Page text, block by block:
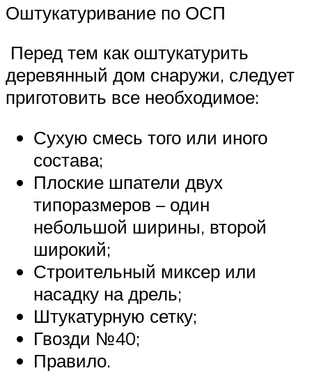
Оштукатуривание по ОСП
Перед тем как оштукатурить
деревянный дом снаружи, следует
приготовить все необходимое:
Сухую смесь того или иного
состава;
Плоские шпатели двух
типоразмеров – один
небольшой ширины, второй
широкий;
Строительный миксер или
насадку на дрель;
Штукатурную сетку;
Гвозди №40;
Правило.